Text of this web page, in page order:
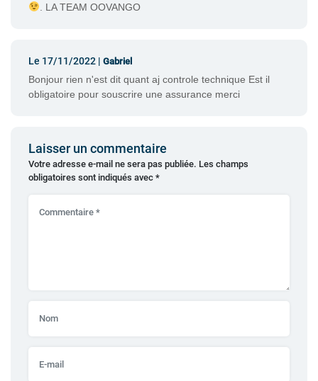
. LA TEAM OOVANGO
Le 17/11/2022 | Gabriel
Bonjour rien n'est dit quant aj controle technique Est il
obligatoire pour souscrire une assurance merci
Laisser un commentaire
Votre adresse e-mail ne sera pas publiée. Les champs
obligatoires sont indiqués avec *